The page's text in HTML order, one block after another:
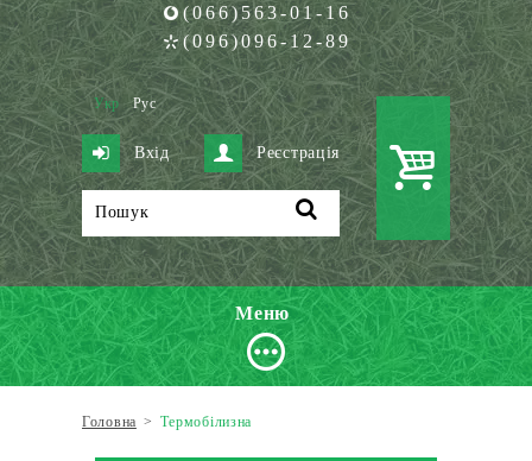
(066)563-01-16
(096)096-12-89
Укр Рус
Вхід Реєстрація
Меню
Головна > Термобілизна